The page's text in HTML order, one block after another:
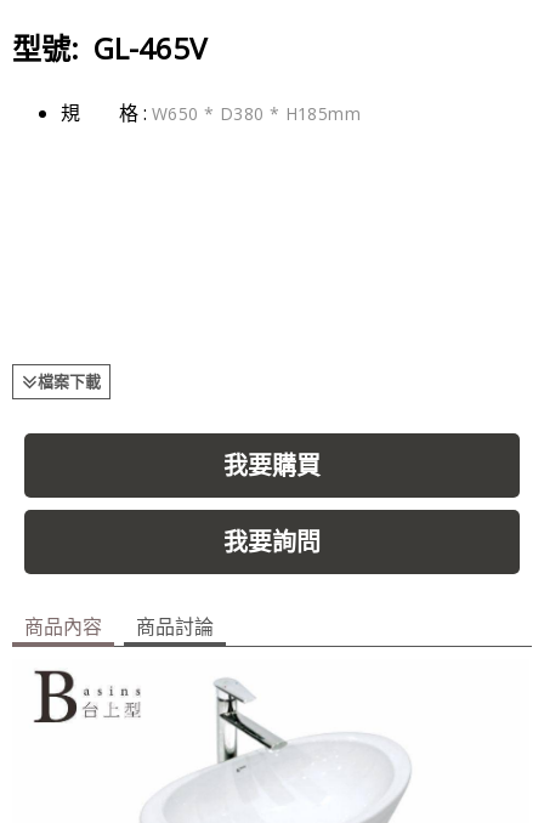
型號: GL-465V
規 格 : W650 * D380 * H185mm
檔案下載
我要購買
我要詢問
商品內容 商品討論